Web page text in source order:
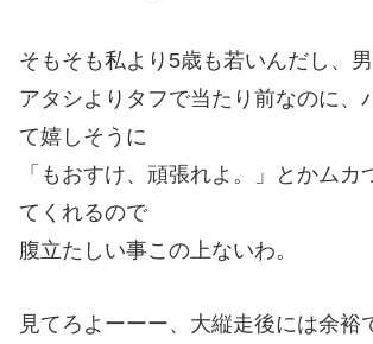
そもそも私より5歳も若いんだし、
アタシよりタフで当たり前なのに、
て嬉しそうに
「もおすけ、頑張れよ。」とかムカ
てくれるので
腹立たしい事この上ないわ。
見てろよーーー、大縦走後には余裕